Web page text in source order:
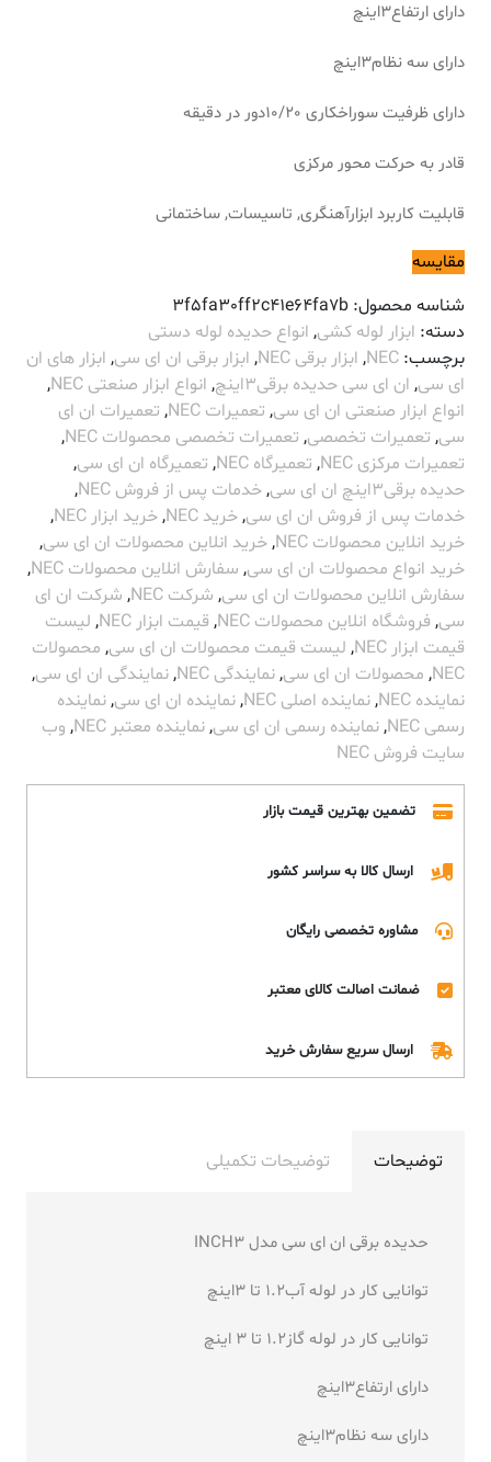
دارای ارتفاع3اینچ
دارای سه نظام3اینچ
دارای ظرفیت سوراخکاری 10/20دور در دقیقه
قادر به حرکت محور مرکزی
قابلیت کاربرد ابزارآهنگری, تاسیسات, ساختمانی
مقایسه
شناسه محصول: 3f5fa30ff2c41e64fa7b
دسته: ابزار لوله کشی, انواع حدیده لوله دستی
برچسب: NEC
, ابزار برقی NEC , ابزار برقی ان ای سی, ابزار های ان
ای سی, ان ای سی حدیده برقی3اینچ , انواع ابزار صنعتی NEC
,
انواع ابزار صنعتی ان ای سی, تعمیرات NEC , تعمیرات ان ای
سی, تعمیرات تخصصی, تعمیرات تخصصی محصولات NEC
,
تعمیرات مرکزی NEC
, تعمیرگاه NEC , تعمیرگاه ان ای سی,
حدیده برقی3اینچ ان ای سی
,خدمات پس از فروش NEC
,
خدمات پس از فروش ان ای سی,خرید NEC ,خرید ابزار NEC
,
خرید انلاین محصولات NEC
,خرید انلاین محصولات ان ای سی,
خرید انواع محصولات ان ای سی, سفارش انلاین محصولات NEC
,
سفارش انلاین محصولات ان ای سی, شرکت NEC , شرکت ان ای
سی, فروشگاه انلاین محصولات NEC , قیمت ابزار NEC , لیست
قیمت ابزار NEC
, لیست قیمت محصولات ان ای سی, محصولات
NEC
, محصولات ان ای سی,نمایندگی NEC ,نمایندگی ان ای سی,
نماینده NEC
,نماینده اصلی NEC ,نماینده ان ای سی,نماینده
رسمی NEC
,نماینده رسمی ان ای سی,نماینده معتبر NEC , وب
سایت فروش NEC
تضمین بهترین قیمت بازار
ارسال کالا به سراسر کشور
مشاوره تخصصی رایگان
ضمانت اصالت کالای معتبر
ارسال سریع سفارش خرید
توضیحات توضیحات تکمیلی
حدیده برقی ان ای سی مدل INCH3
توانایی کار در لوله آب1.2 تا 3اینچ
توانایی کار در لوله گاز1.2 تا 3 اینچ
دارای ارتفاع3اینچ
دارای سه نظام3اینچ